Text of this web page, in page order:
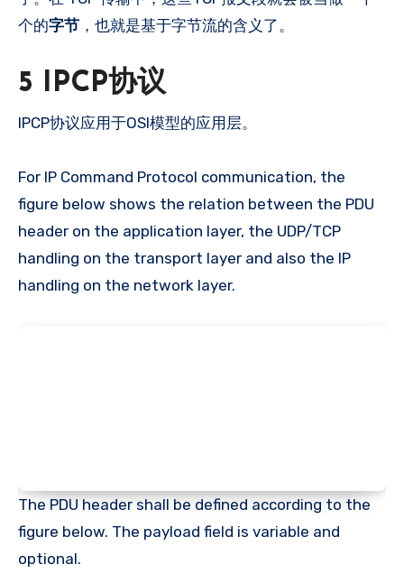
个的字节 ，也就是基于字节流的含义了。
5 IPCP协议
IPCP协议应用于OSI模型的应用层。
For IP Command Protocol communication, the
figure below shows the relation between the PDU
header on the application layer, the UDP/TCP
handling on the transport layer and also the IP
handling on the network layer.
The PDU header shall be defined according to the
figure below. The payload field is variable and
optional.